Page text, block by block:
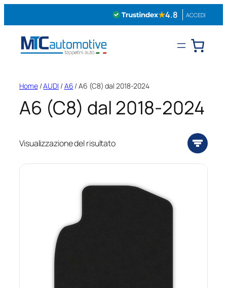
★4.8 ACCEDI
Home/AUDI /A6 / A6 (C8) dal 2018-2024
A6 (C8) dal 2018-2024
Visualizzazione del risultato